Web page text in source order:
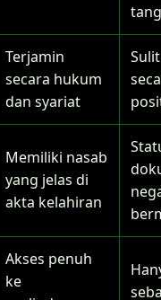
Terjamin
secara hukum
dan syariat
Memiliki nasab
yang jelas di
akta kelahiran
Akses penuh
ke